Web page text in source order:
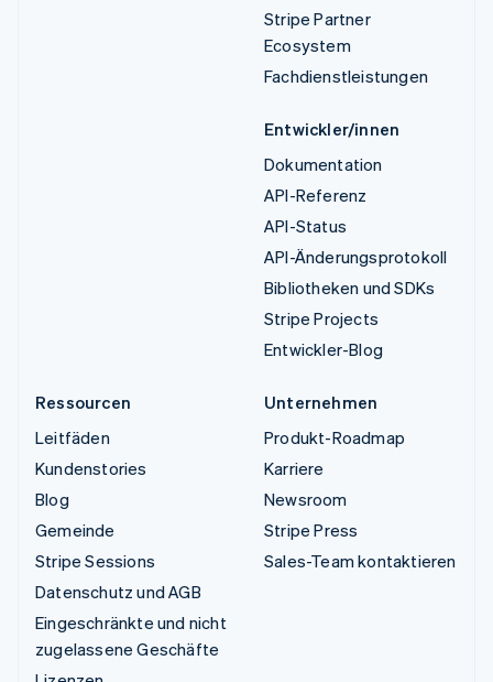
Stripe Partner
Ecosystem
Fachdienstleistungen
Entwickler/innen
Dokumentation
API-Referenz
API-Status
API-Änderungsprotokoll
Bibliotheken und SDKs
Stripe Projects
Entwickler-Blog
Ressourcen
Leitfäden
Kundenstories
Blog
Gemeinde
Stripe Sessions
Datenschutz und AGB
Eingeschränkte und nicht
zugelassene Geschäfte
Unternehmen
Produkt-Roadmap
Karriere
Newsroom
Stripe Press
Sales-Team kontaktieren